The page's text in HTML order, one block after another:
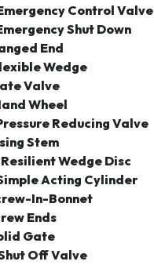
Control Valve
Shut Down
End
Wedge
Valve
Wheel
Reducing Valve
Stem
Resilient Wedge Disc
Acting Cylinder
In-Bonnet
Ends
Gate
Off Valve